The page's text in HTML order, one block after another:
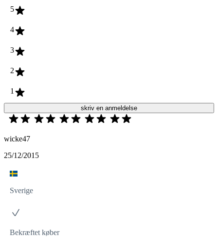
5
4
3
2
1
skriv en anmeldelse
wicke47
25/12/2015
Sverige
Bekræftet køber